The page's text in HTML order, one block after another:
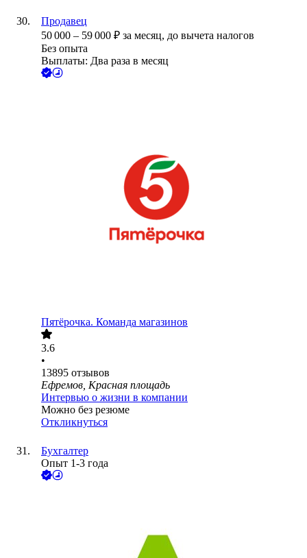
Продавец
50 000 – 59 000 ₽ за месяц, до вычета налогов
Без опыта
Выплаты: Два раза в месяц
Пятёрочка. Команда магазинов
3.6
•
13895 отзывов
Ефремов, Красная площадь
Интервью о жизни в компании
Можно без резюме
Откликнуться
Бухгалтер
Опыт 1-3 года